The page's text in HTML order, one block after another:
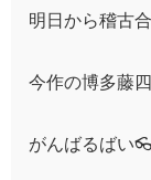
明日から稽古
今作の博多藤
がんばるばい